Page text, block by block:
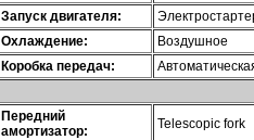
Запуск двигателя:
Охлаждение:
Воздушное
Коробка передач:
Передний
амортизатор:
Telescopic fork